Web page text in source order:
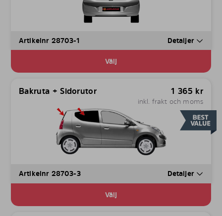
Artikelnr 28703-1 Detaljer
Välj
Bakruta + Sidorutor 1 365 kr
inkl. frakt och moms
Artikelnr 28703-3 Detaljer
Välj